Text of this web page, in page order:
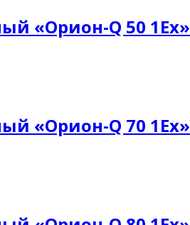
«Орион-Q 50 1Ех»
«Орион-Q 70 1Ех»